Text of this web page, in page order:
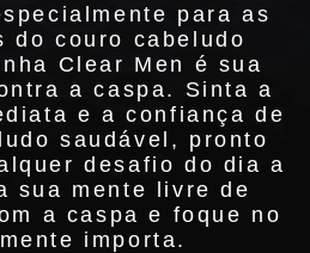
para as
do couro cabeludo
Clear Men é sua
a caspa. Sinta a
e a confiança de
saudável, pronto
desafio do dia a
sua mente livre de
a caspa e foque no
importa.